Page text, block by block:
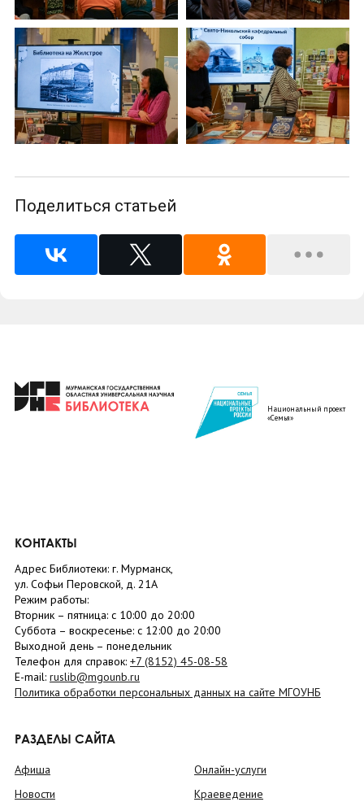
Поделиться статьей
Национальный проект
«Семья»
КОНТАКТЫ
Адрес Библиотеки: г. Мурманск,
ул. Софьи Перовской, д. 21А
Режим работы:
Вторник – пятница: с 10:00 до 20:00
Суббота – воскресенье: c 12:00 до 20:00
Выходной день – понедельник
Телефон для справок: +7 (8152) 45-08-58
E-mail: ruslib@mgounb.ru
Политика обработки персональных данных на сайте МГОУНБ
РАЗДЕЛЫ САЙТА
Афиша
Новости
Онлайн-услуги
Краеведение